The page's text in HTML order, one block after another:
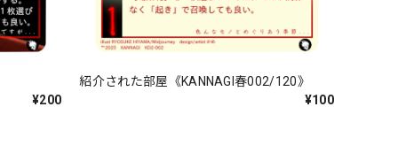
¥200
紹介された部屋《KANNAGI春002/120》
¥100